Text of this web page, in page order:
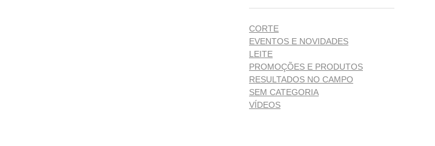
CORTE
EVENTOS E NOVIDADES
LEITE
PROMOÇÕES E PRODUTOS
RESULTADOS NO CAMPO
SEM CATEGORIA
VÍDEOS